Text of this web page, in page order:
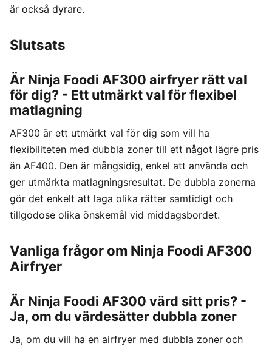
är också dyrare.
Slutsats
Är Ninja Foodi AF300 airfryer rätt val
för dig? - Ett utmärkt val för flexibel
matlagning
AF300 är ett utmärkt val för dig som vill ha
flexibiliteten med dubbla zoner till ett något lägre pris
än AF400. Den är mångsidig, enkel att använda och
ger utmärkta matlagningsresultat. De dubbla zonerna
gör det enkelt att laga olika rätter samtidigt och
tillgodose olika önskemål vid middagsbordet.
Vanliga frågor om Ninja Foodi AF300
Airfryer
Är Ninja Foodi AF300 värd sitt pris? -
Ja, om du värdesätter dubbla zoner
Ja, om du vill ha en airfryer med dubbla zoner och